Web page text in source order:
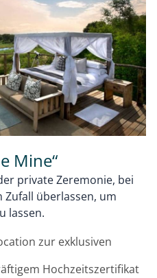
Mine“
private Zeremonie, bei
Zufall überlassen, um
lassen.
zur exklusiven
Hochzeitszertifikat